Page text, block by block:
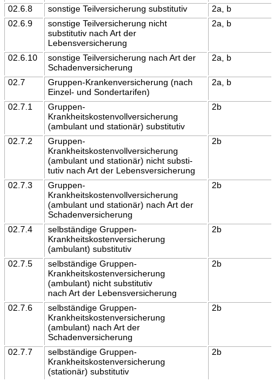
02.6.8 sonstige Teilversicherung substitutiv
2a, b
02.6.9
sonstige Teilversicherung nicht
substitutiv nach Art der
Lebensversicherung
2a, b
02.6.10
sonstige Teilversicherung nach Art der
Schadenversicherung
2a, b
02.7
Gruppen-Krankenversicherung (nach
Einzel- und Sondertarifen)
2a, b
02.7.1
Gruppen-
Krankheitskostenvollversicherung
(ambulant und stationär) substitutiv
2b
02.7.2
Gruppen-
Krankheitskostenvollversicherung
(ambulant und stationär) nicht substi-
tutiv nach Art der Lebensversicherung
2b
02.7.3
Gruppen-
Krankheitskostenvollversicherung
(ambulant und stationär) nach Art der
Schadenversicherung
2b
02.7.4
selbständige Gruppen-
Krankheitskostenversicherung
(ambulant) substitutiv
2b
02.7.5
selbständige Gruppen-
Krankheitskostenversicherung
(ambulant) nicht substitutiv
nach Art der Lebensversicherung
2b
02.7.6
selbständige Gruppen-
Krankheitskostenversicherung
(ambulant) nach Art der
Schadenversicherung
2b
02.7.7
selbständige Gruppen-
Krankheitskostenversicherung
(stationär) substitutiv
2b